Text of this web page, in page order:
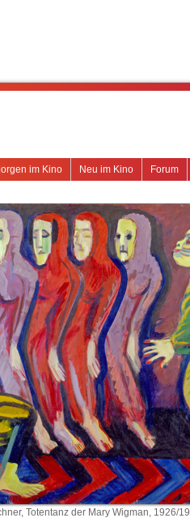
Forum
Neu im Kino
im Kino
Totentanz der Mary Wigman, 1926/